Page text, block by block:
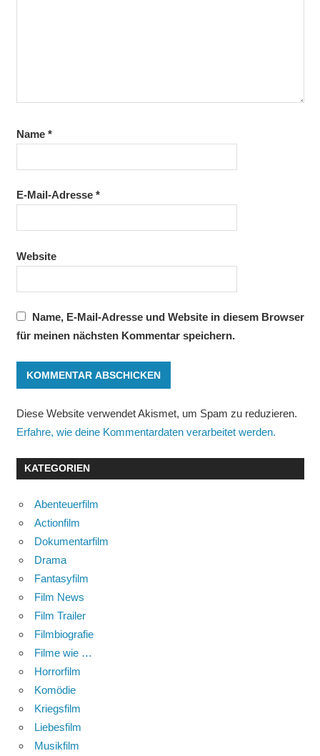
Name *
E-Mail-Adresse *
Website
Name, E-Mail-Adresse und Website in diesem Browser
für meinen nächsten Kommentar speichern.
Diese Website verwendet Akismet, um Spam zu reduzieren.
Erfahre, wie deine Kommentardaten verarbeitet werden.
KATEGORIEN
Abenteuerfilm
Actionfilm
Dokumentarfilm
Drama
Fantasyfilm
Film News
Film Trailer
Filmbiografie
Filme wie …
Horrorfilm
Komödie
Kriegsfilm
Liebesfilm
Musikfilm